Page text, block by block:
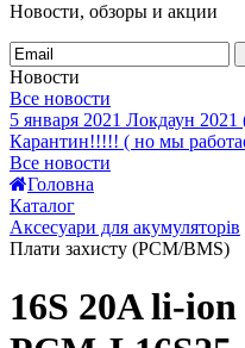
Новости, обзоры и акции
Новости
Все новости
5 января 2021 Локдаун 2021
Карантин!!!!! ( но мы
Все новости
Головна
Каталог
Аксесуари для акумуляторів
Плати захисту (PCM/BMS)
16S 20A li-